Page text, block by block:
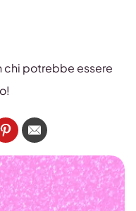
potrebbe essere